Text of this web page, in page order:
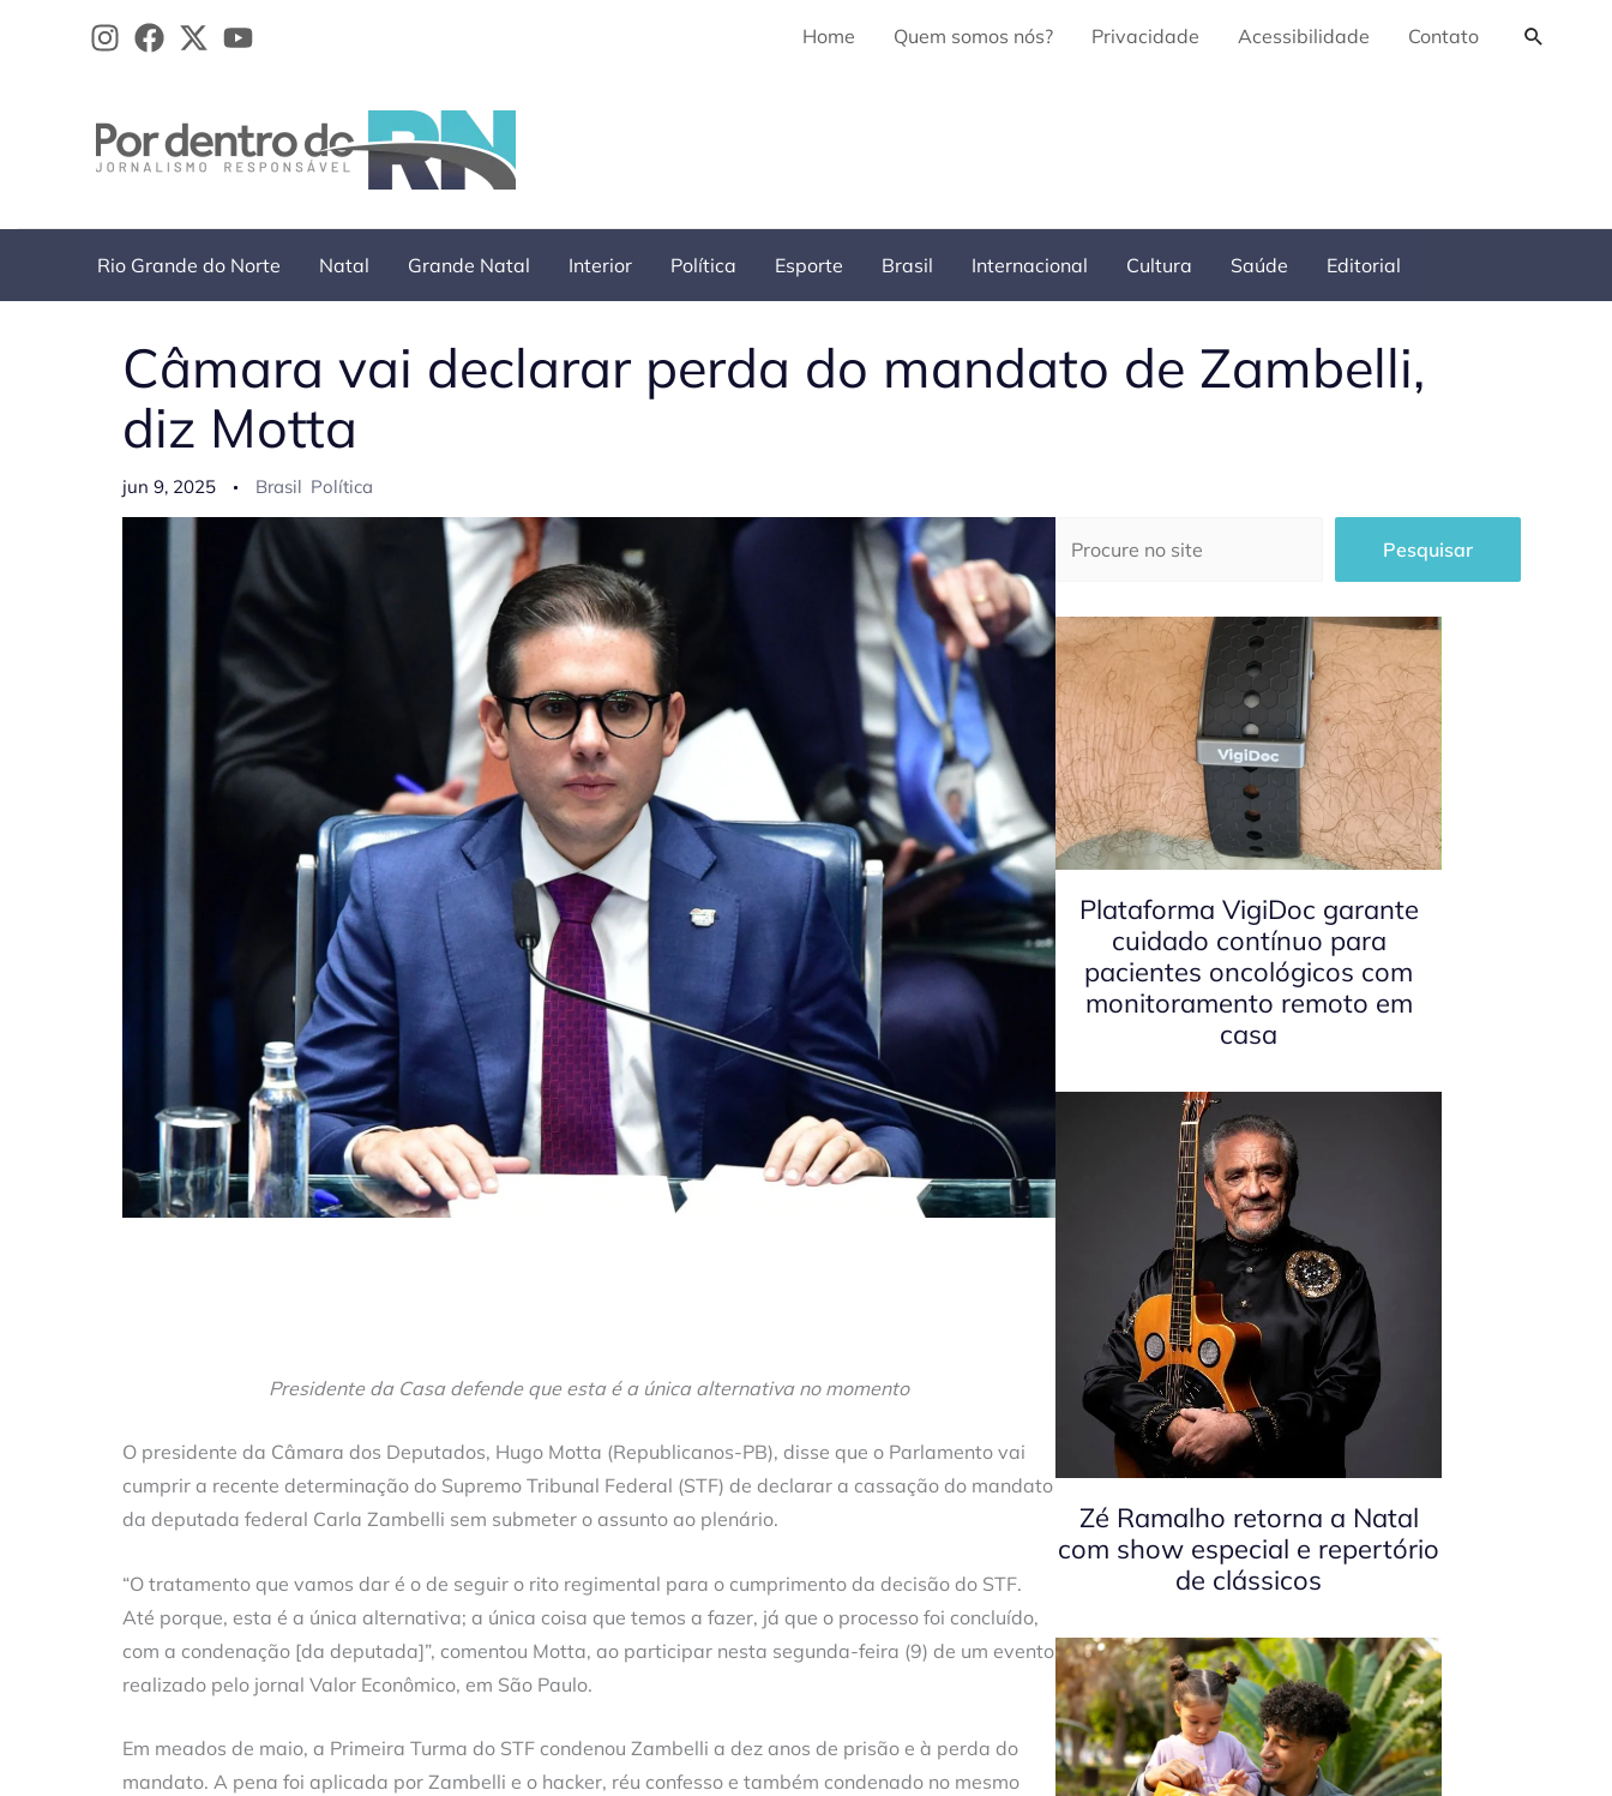
Home Quem somos nós? Privacidade Acessibilidade Contato
Rio Grande do Norte Natal Grande Natal Interior Política Esporte Brasil Internacional Cultura Saúde Editorial
Câmara vai declarar perda do mandato de Zambelli,
diz Motta
jun 9, 2025 Brasil Política
Presidente da Casa defende que esta é a única alternativa no momento
O presidente da Câmara dos Deputados, Hugo Motta (Republicanos-PB), disse que o Parlamento vai
cumprir a recente determinação do Supremo Tribunal Federal (STF) de declarar a cassação do mandato
da deputada federal Carla Zambelli sem submeter o assunto ao plenário.
“O tratamento que vamos dar é o de seguir o rito regimental para o cumprimento da decisão do STF.
Até porque, esta é a única alternativa; a única coisa que temos a fazer, já que o processo foi concluído,
com a condenação [da deputada]”, comentou Motta, ao participar nesta segunda-feira (9) de um evento
realizado pelo jornal Valor Econômico, em São Paulo.
Em meados de maio, a Primeira Turma do STF condenou Zambelli a dez anos de prisão e à perda do
mandato. A pena foi aplicada por Zambelli e o hacker, réu confesso e também condenado no mesmo
Pesquisar
Plataforma VigiDoc garante
cuidado contínuo para
pacientes oncológicos com
monitoramento remoto em
casa
Zé Ramalho retorna a Natal
com show especial e repertório
de clássicos